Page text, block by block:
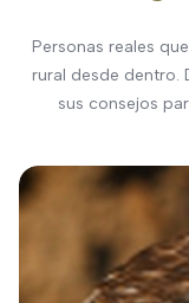
Personas reales
rural desde dentro.
sus consejos